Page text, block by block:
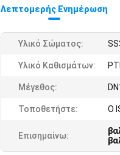
Λεπτομερής Ενημέρωση
Υλικό Σώματος:
Υλικό Καθισμάτων:
Μέγεθος:
Τοποθετήστε: Ο
Επισημαίνω: